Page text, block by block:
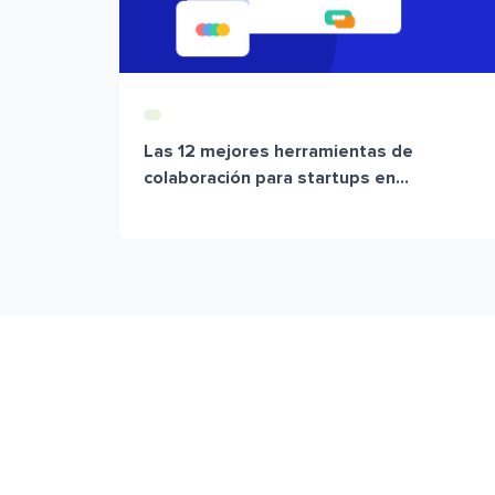
Las 12 mejores herramientas de
colaboración para startups en...